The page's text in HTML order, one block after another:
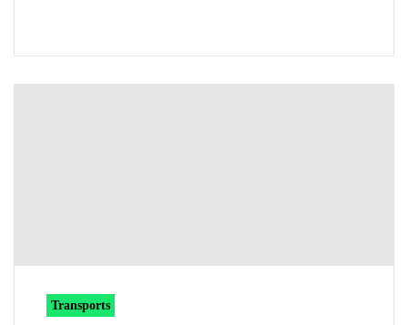
Transports